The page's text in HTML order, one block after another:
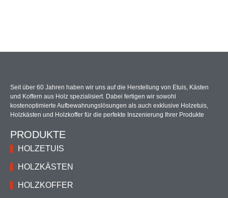
Seit über 60 Jahren haben wir uns auf die Herstellung von Etuis, Kästen
und Koffern aus Holz spezialisiert. Dabei fertigen wir sowohl
kostenoptimierte Aufbewahrungslösungen als auch exklusive Holzetuis,
Holzkästen und Holzkoffer für die perfekte Inszenierung Ihrer Produkte
PRODUKTE
HOLZETUIS
HOLZKÄSTEN
HOLZKOFFER